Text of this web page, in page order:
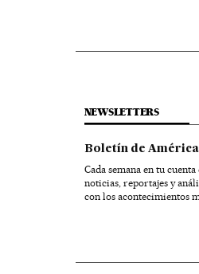
NEWSLETTERS
Boletín de América
Cada semana en tu
noticias, reportajes y
con los acontecimientos